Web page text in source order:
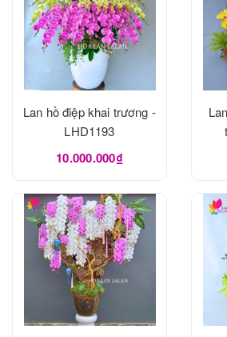
Lan hồ điệp khai trương -
LHD1193
10.000.000₫